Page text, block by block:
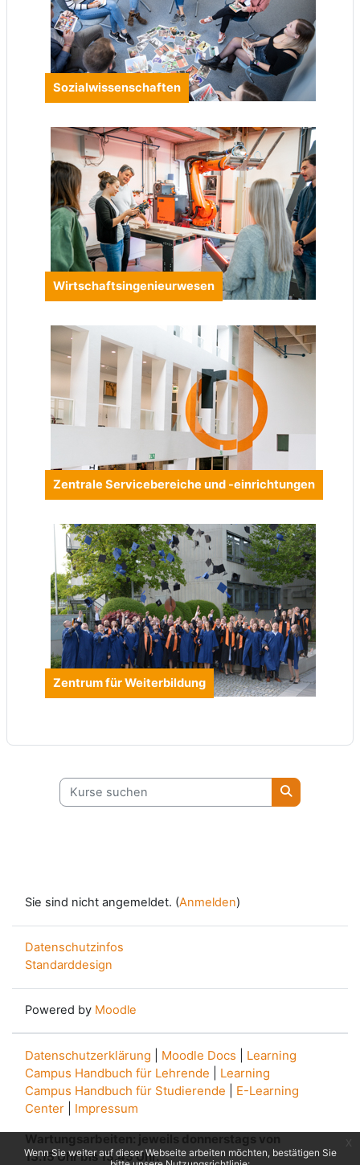
Wenn Sie weiter auf dieser Webseite arbeiten möchten, bestätigen Sie
Sozialwissenschaften
Wirtschaftsingenieurwesen
Zentrale Servicebereiche und -einrichtungen
Zentrum für Weiterbildung
Kurse suchen
Kurse
Sie sind nicht angemeldet. (Anmelden)
Datenschutzinfos
Standarddesign
Powered by Moodle
Datenschutzerklärung Moodle Docs
Learning
Campus Handbuch für Lehrende
Learning
Campus Handbuch für Studierende
E-Learning
Center
Impressum
Wartungsarbeiten: jeweils donnerstags von
13.15 Uhr bis 13.45 Uhr.